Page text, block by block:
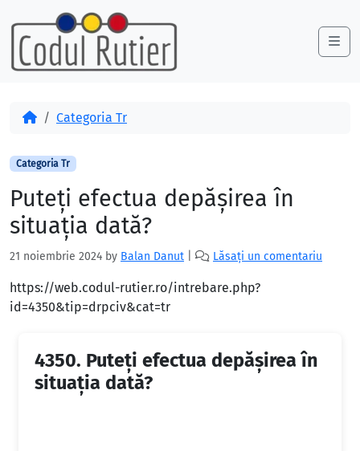
Skip to content
Skip to footer
AcasăCategoria Tr
Categoria Tr
Puteți efectua depășirea în
situația dată?
21 noiembrie 2024 by Balan Danut Lăsați un comentariu
https://web.codul-rutier.ro/intrebare.php?
id=4350&tip=drpciv&cat=tr
4350. Puteți efectua depășirea în
situația dată?